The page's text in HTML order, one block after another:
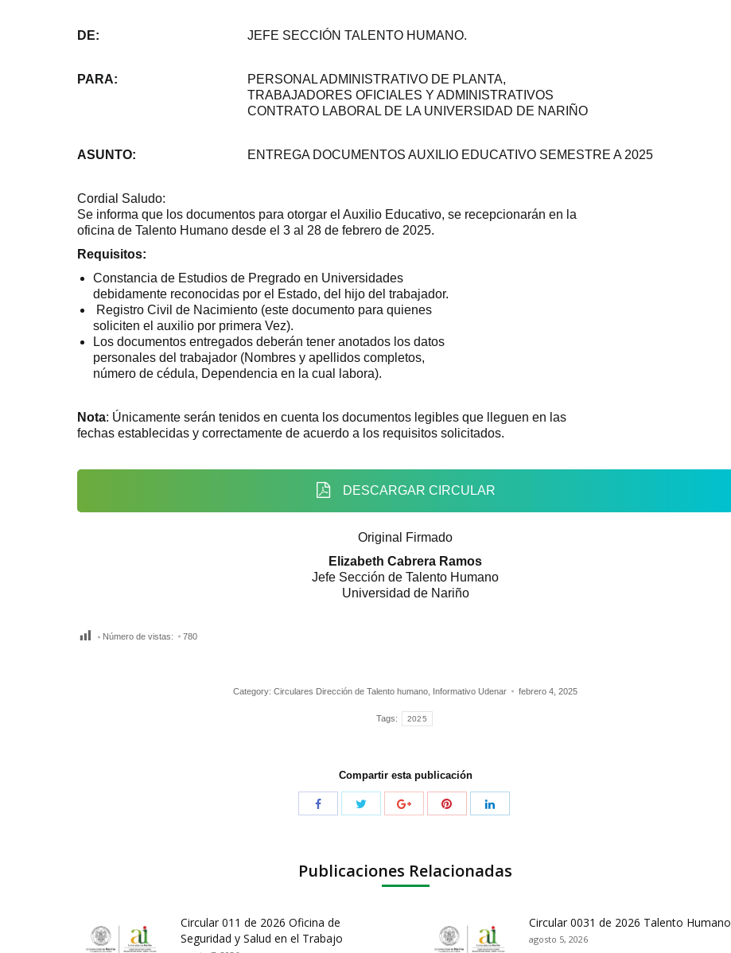
DE: JEFE SECCIÓN TALENTO HUMANO.
PARA:
PERSONAL ADMINISTRATIVO DE PLANTA,
TRABAJADORES OFICIALES Y ADMINISTRATIVOS
CONTRATO LABORAL DE LA UNIVERSIDAD DE NARIÑO
ASUNTO: ENTREGA DOCUMENTOS AUXILIO EDUCATIVO SEMESTRE A 2025
Cordial Saludo:
Se informa que los documentos para otorgar el Auxilio Educativo, se recepcionarán en la
oficina de Talento Humano desde el 3 al 28 de febrero de 2025.
Requisitos:
Constancia de Estudios de Pregrado en Universidades
debidamente reconocidas por el Estado, del hijo del trabajador.
Registro Civil de Nacimiento (este documento para quienes
soliciten el auxilio por primera Vez).
Los documentos entregados deberán tener anotados los datos
personales del trabajador (Nombres y apellidos completos,
número de cédula, Dependencia en la cual labora).
Nota: Únicamente serán tenidos en cuenta los documentos legibles que lleguen en las
fechas establecidas y correctamente de acuerdo a los requisitos solicitados.
DESCARGAR CIRCULAR
Original Firmado
Elizabeth Cabrera Ramos
Jefe Sección de Talento Humano
Universidad de Nariño
Número de vistas: 780
Category: Circulares Dirección de Talento humano Informativo Udenar febrero 4, 2025
Tags: 2025
Compartir esta publicación
Publicaciones Relacionadas
Circular 011 de 2026 Oficina de
Seguridad y Salud en el Trabajo
Circular 0031 de 2026 Talento Humano
agosto 5, 2026